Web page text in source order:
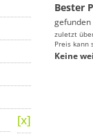
Bester
gefunden
zuletzt
Preis kann
Keine